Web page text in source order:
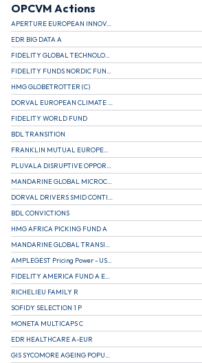
OPCVM Actions
APERTURE EUROPEAN INNOVATION
EDR BIG DATA A
HMG GLOBETROTTER (C)
FIDELITY WORLD FUND
BDL TRANSITION
BDL CONVICTIONS
HMG AFRICA PICKING FUND A
RICHELIEU FAMILY R
SOFIDY SELECTION 1 P
MONETA MULTICAPS C
EDR HEALTHCARE A-EUR